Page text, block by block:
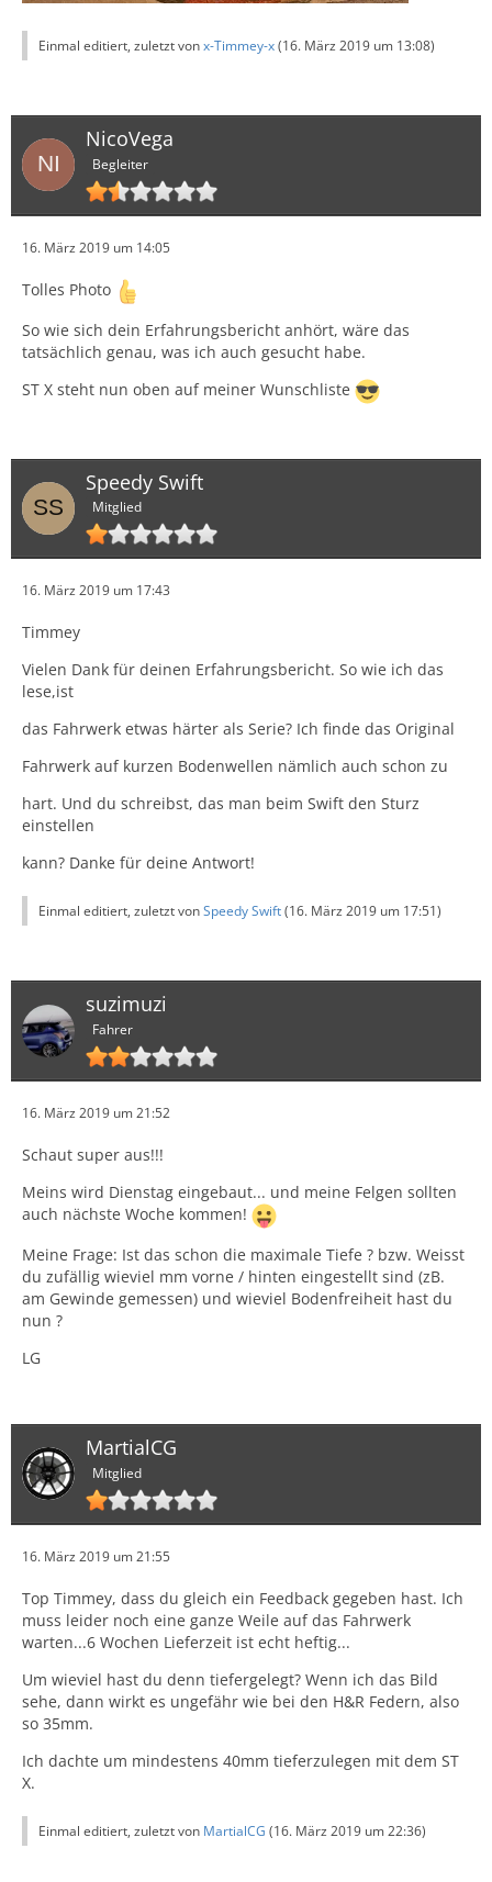
Einmal editiert, zuletzt vonx-Timmey-x(16. März 2019 um 13:08)
NicoVega
Begleiter
16. März 2019 um 14:05
Tolles Photo
So wie sich dein Erfahrungsbericht anhört, wäre das
tatsächlich genau, was ich auch gesucht habe.
ST X steht nun oben auf meiner Wunschliste
Speedy Swift
Mitglied
16. März 2019 um 17:43
Timmey
Vielen Dank für deinen Erfahrungsbericht. So wie ich das
lese,ist
das Fahrwerk etwas härter als Serie? Ich finde das Original
Fahrwerk auf kurzen Bodenwellen nämlich auch schon zu
hart. Und du schreibst, das man beim Swift den Sturz
einstellen
kann? Danke für deine Antwort!
Einmal editiert, zuletzt vonSpeedy Swift(16. März 2019 um 17:51)
suzimuzi
Fahrer
16. März 2019 um 21:52
Schaut super aus!!!
Meins wird Dienstag eingebaut... und meine Felgen sollten
auch nächste Woche kommen!
Meine Frage: Ist das schon die maximale Tiefe ? bzw. Weisst
du zufällig wieviel mm vorne / hinten eingestellt sind (zB.
am Gewinde gemessen) und wieviel Bodenfreiheit hast du
nun ?
LG
MartialCG
Mitglied
16. März 2019 um 21:55
Top Timmey, dass du gleich ein Feedback gegeben hast. Ich
muss leider noch eine ganze Weile auf das Fahrwerk
warten...6 Wochen Lieferzeit ist echt heftig...
Um wieviel hast du denn tiefergelegt? Wenn ich das Bild
sehe, dann wirkt es ungefähr wie bei den H&R Federn, also
so 35mm.
Ich dachte um mindestens 40mm tieferzulegen mit dem ST
X.
Einmal editiert, zuletzt von MartialCG (16. März 2019 um 22:36)